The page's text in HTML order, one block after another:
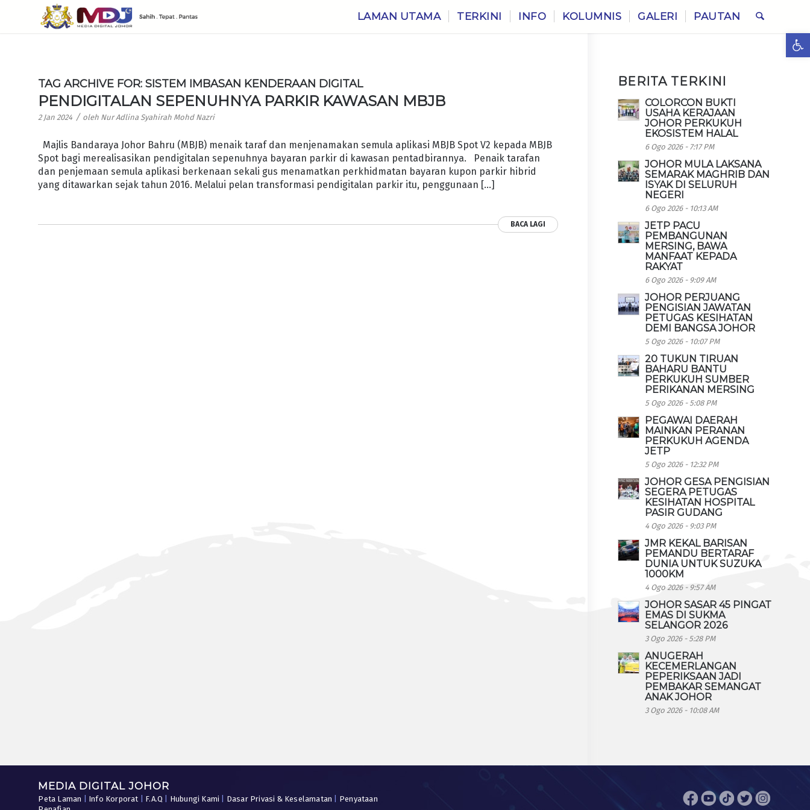
LAMAN UTAMA TERKINI INFO KOLUMNIS GALERI PAUTAN
TAG ARCHIVE FOR:SISTEM IMBASAN KENDERAAN DIGITAL
PENDIGITALAN SEPENUHNYA PARKIR KAWASAN MBJB
2 Jan 2024 / oleh Nur Adlina Syahirah Mohd Nazri
Majlis Bandaraya Johor Bahru (MBJB) menaik taraf dan menjenamakan semula aplikasi MBJB Spot V2 kepada MBJB
Spot bagi merealisasikan pendigitalan sepenuhnya bayaran parkir di kawasan pentadbirannya. Penaik tarafan
dan penjemaan semula aplikasi berkenaan sekali gus menamatkan perkhidmatan bayaran kupon parkir hibrid
yang ditawarkan sejak tahun 2016. Melalui pelan transformasi pendigitalan parkir itu, penggunaan […]
BACA LAGI
BERITA TERKINI
COLORCON BUKTI
USAHA KERAJAAN
JOHOR PERKUKUH
EKOSISTEM HALAL
6 Ogo 2026 - 7:17 PM
JOHOR MULA LAKSANA
SEMARAK MAGHRIB DAN
ISYAK DI SELURUH
NEGERI
6 Ogo 2026 - 10:13 AM
JETP PACU
PEMBANGUNAN
MERSING, BAWA
MANFAAT KEPADA
RAKYAT
6 Ogo 2026 - 9:09 AM
JOHOR PERJUANG
PENGISIAN JAWATAN
PETUGAS KESIHATAN
DEMI BANGSA JOHOR
5 Ogo 2026 - 10:07 PM
20 TUKUN TIRUAN
BAHARU BANTU
PERKUKUH SUMBER
PERIKANAN MERSING
5 Ogo 2026 - 5:08 PM
PEGAWAI DAERAH
MAINKAN PERANAN
PERKUKUH AGENDA
JETP
5 Ogo 2026 - 12:32 PM
JOHOR GESA PENGISIAN
SEGERA PETUGAS
KESIHATAN HOSPITAL
PASIR GUDANG
4 Ogo 2026 - 9:03 PM
JMR KEKAL BARISAN
PEMANDU BERTARAF
DUNIA UNTUK SUZUKA
1000KM
4 Ogo 2026 - 9:57 AM
JOHOR SASAR 45 PINGAT
EMAS DI SUKMA
SELANGOR 2026
3 Ogo 2026 - 5:28 PM
ANUGERAH
KECEMERLANGAN
PEPERIKSAAN JADI
PEMBAKAR SEMANGAT
ANAK JOHOR
3 Ogo 2026 - 10:08 AM
MEDIA DIGITAL JOHOR
Peta Laman Info Korporat F.A.Q Hubungi Kami Dasar Privasi & Keselamatan
Penyataan